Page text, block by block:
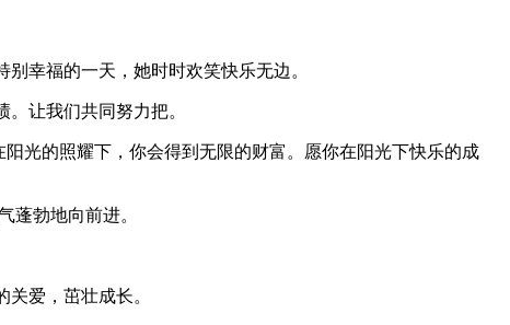
幸福的一天，她时时欢笑快乐无边。
让我们共同努力把。
光的照耀下，你会得到无限的财富。愿你在阳光下快乐的成
蓬勃地向前进。
爱，茁壮成长。